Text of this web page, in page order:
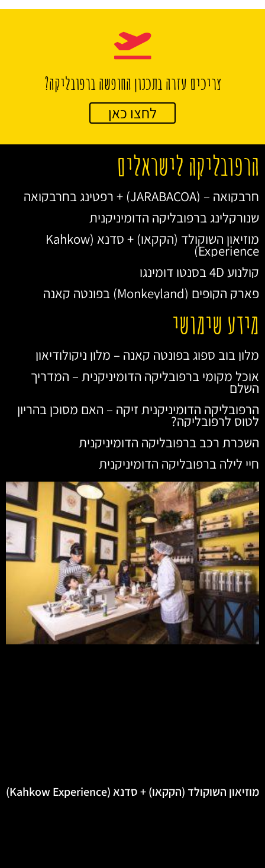
צריכים עזרה בתכנון החופשה ברפובליקה?
לחצו כאן
הרפובליקה לישראלים
חרבקואה – (JARABACOA) + רפטינג בחרבקואה
שנורקלינג ברפובליקה הדומיניקנית
מוזיאון השוקולד (הקקאו) + סדנא (Kahkow
Experience)
קולנוע 4D בסנטו דומינגו
פארק הקופים (Monkeyland) בפונטה קאנה
מידע שימושי
מלון בוב ספוג בפונטה קאנה – מלון ניקולודיאון
אוכל מקומי ברפובליקה הדומיניקנית – המדריך
השלם
הרפובליקה הדומיניקנית זיקה – האם מסוכן בהריון
לטוס לרפובליקה?
השכרת רכב ברפובליקה הדומיניקנית
חיי לילה ברפובליקה הדומיניקנית
מוזיאון השוקולד (הקקאו) + סדנא (Kahkow Experience)